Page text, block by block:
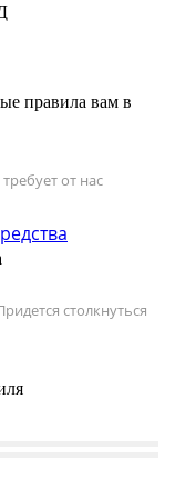
правила вам в
от нас
столкнуться